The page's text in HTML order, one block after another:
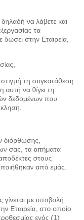
να λάβετε και
τα
στην Εταιρεία,
τη συγκατάθεση
να θίγει τη
δεδομένων που
διόρθωσης,
σας, τα αιτήματα
στους
από εμάς.
με υποβολή
Εταιρεία, στο οποίο
ενός (1)